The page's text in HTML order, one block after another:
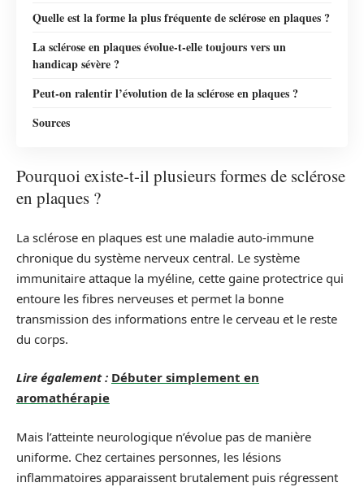
Quelle est la forme la plus fréquente de sclérose en plaques ?
La sclérose en plaques évolue-t-elle toujours vers un
handicap sévère ?
Peut-on ralentir l’évolution de la sclérose en plaques ?
Sources
Pourquoi existe-t-il plusieurs formes de sclérose
en plaques ?
La sclérose en plaques est une maladie auto-immune
chronique du système nerveux central. Le système
immunitaire attaque la myéline, cette gaine protectrice qui
entoure les fibres nerveuses et permet la bonne
transmission des informations entre le cerveau et le reste
du corps.
Lire également : Débuter simplement en
aromathérapie
Mais l’atteinte neurologique n’évolue pas de manière
uniforme. Chez certaines personnes, les lésions
inflammatoires apparaissent brutalement puis régressent